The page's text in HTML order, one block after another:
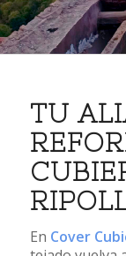
TU
En Cover